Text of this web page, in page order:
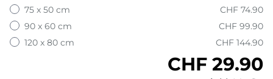
75 x 50 cm
CHF 74.90
90 x 60 cm
CHF 99.90
120 x 80 cm
CHF 144.90
Normaler
CHF 29.90